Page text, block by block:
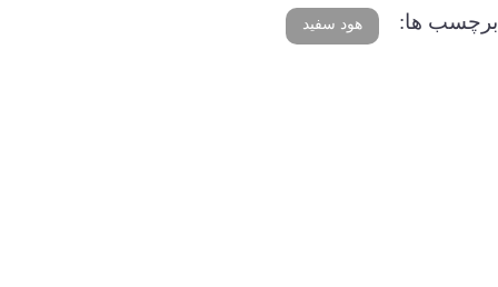
برچسب ها: هود سفید